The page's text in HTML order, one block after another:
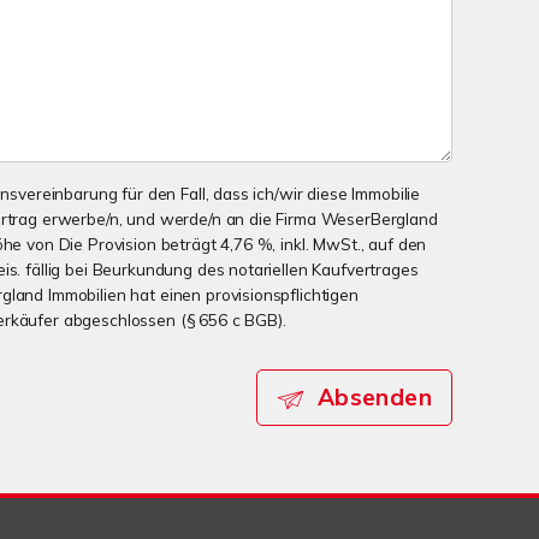
für den Fall, dass ich/wir diese Immobilie
erwerbe/n, und werde/n an die Firma WeserBergland
von Die Provision beträgt 4,76 %, inkl. MwSt., auf den
fällig bei Beurkundung des notariellen Kaufvertrages
Immobilien hat einen provisionspflichtigen
abgeschlossen (§ 656 c BGB).
Absenden